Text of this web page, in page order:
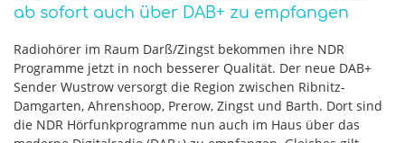
ab sofort auch über DAB+ zu empfangen
Radiohörer im Raum Darß/Zingst bekommen ihre NDR
Programme jetzt in noch besserer Qualität. Der neue DAB+
Sender Wustrow versorgt die Region zwischen Ribnitz-
Damgarten, Ahrenshoop, Prerow, Zingst und Barth. Dort sind
die NDR Hörfunkprogramme nun auch im Haus über das